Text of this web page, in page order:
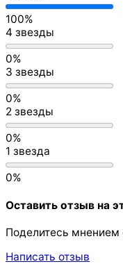
100%
4 звезды
0%
3 звезды
0%
2 звезды
0%
1 звезда
0%
Оставить отзыв на
Поделитесь мнением
Написать отзыв